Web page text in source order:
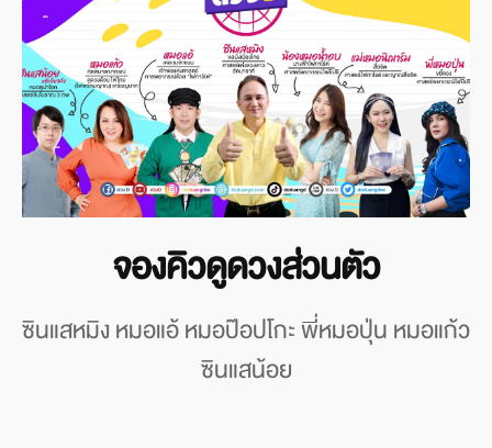
จองคิวดูดวงส่วนตัว
ซินแสหมิง หมอแอ้ หมอป๊อปโกะ พี่หมอปุ่น หมอแก้ว
ซินแสน้อย